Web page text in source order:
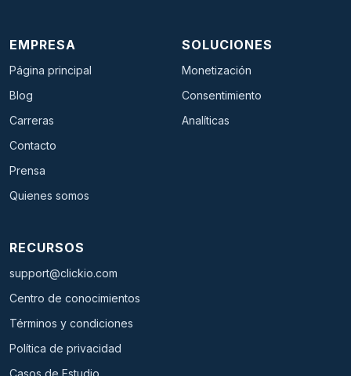
EMPRESA
Página principal
Blog
Carreras
Contacto
Prensa
Quienes somos
SOLUCIONES
Monetización
Consentimiento
Analíticas
RECURSOS
support@clickio.com
Centro de conocimientos
Términos y condiciones
Política de privacidad
Casos de Estudio